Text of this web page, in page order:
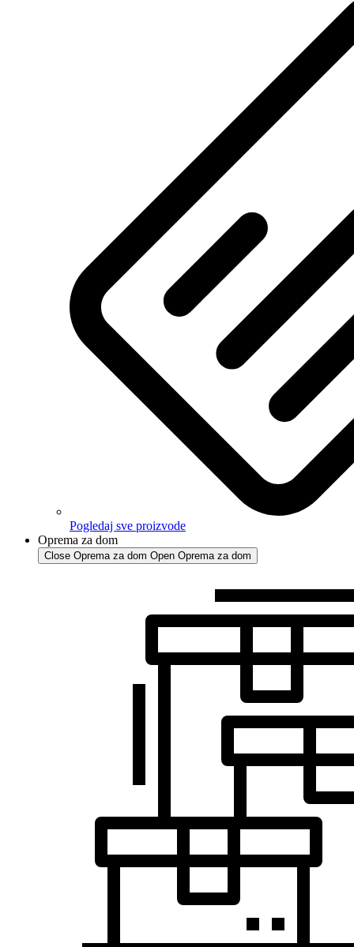
Pogledaj sve proizvode
Oprema za dom
Close Oprema za dom Open Oprema za dom